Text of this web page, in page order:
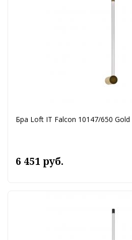
Бра Loft IT Falcon 10147/650 Gold
6 451 руб.